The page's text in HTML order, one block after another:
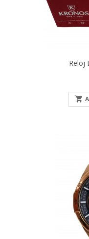
Reloj
